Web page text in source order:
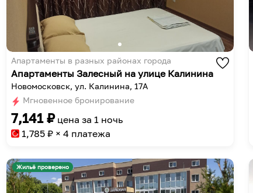
Апартаменты в разных районах города
Апартаменты Залесный на улице Калинина
Новомосковск, ул. Калинина, 17А
Мгновенное бронирование
7,141₽ цена за 1 ночь
1,785 ₽ × 4 платежа
Жильё проверено